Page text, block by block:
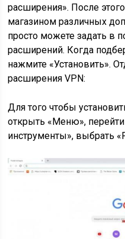
расширения». После
магазином различных
просто можете задать в
расширений. Когда
нажмите «Установить».
расширения VPN:
Для того чтобы
открыть «Меню»,
инструменты», выбрать